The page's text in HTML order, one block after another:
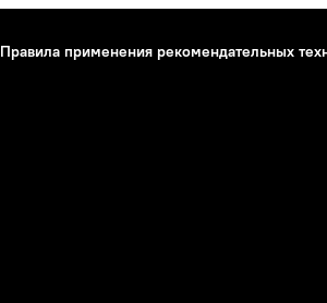
Правила применения рекомендательных